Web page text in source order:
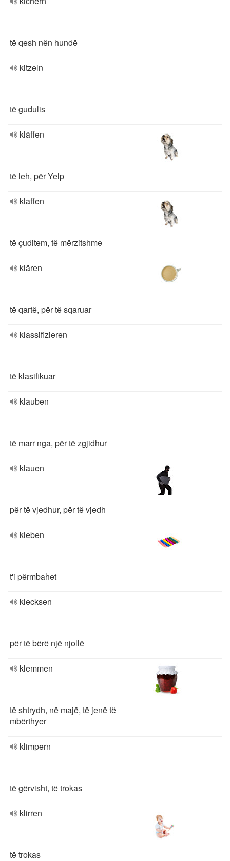
të qesh nën hundë
kitzeln
të gudulis
kläffen
të leh, për Yelp
klaffen
të çuditem, të mërzitshme
klären
të qartë, për të sqaruar
klassifizieren
të klasifikuar
klauben
të marr nga, për të zgjidhur
klauen
për të vjedhur, për të vjedh
kleben
t'i përmbahet
klecksen
për të bërë një njollë
klemmen
të shtrydh, në majë, të jenë të
mbërthyer
klimpern
të gërvisht, të trokas
klirren
të trokas